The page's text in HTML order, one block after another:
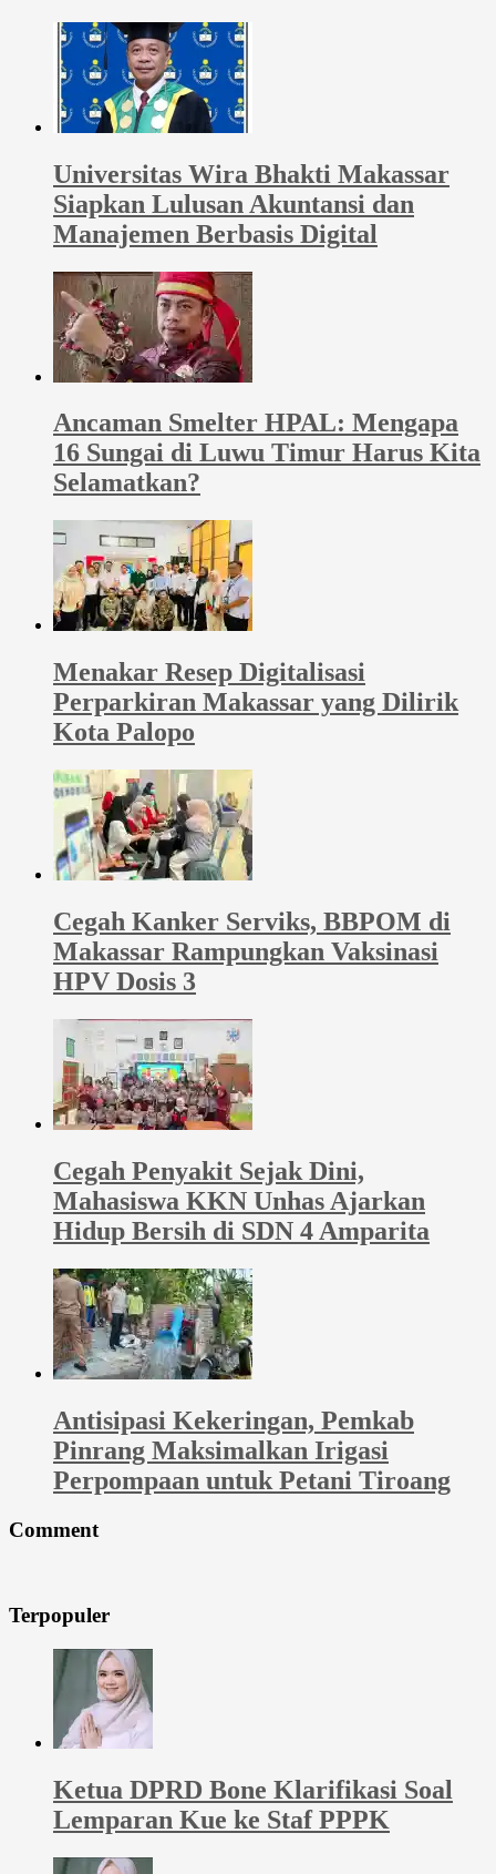
Universitas Wira Bhakti Makassar
Siapkan Lulusan Akuntansi dan
Manajemen Berbasis Digital
Ancaman Smelter HPAL: Mengapa
16 Sungai di Luwu Timur Harus Kita
Selamatkan?
Menakar Resep Digitalisasi
Perparkiran Makassar yang Dilirik
Kota Palopo
Cegah Kanker Serviks, BBPOM di
Makassar Rampungkan Vaksinasi
HPV Dosis 3
Cegah Penyakit Sejak Dini,
Mahasiswa KKN Unhas Ajarkan
Hidup Bersih di SDN 4 Amparita
Antisipasi Kekeringan, Pemkab
Pinrang Maksimalkan Irigasi
Perpompaan untuk Petani Tiroang
Comment
Terpopuler
Ketua DPRD Bone Klarifikasi Soal
Lemparan Kue ke Staf PPPK